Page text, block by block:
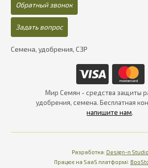
Обратный звонок
Задать вопрос
Семена, удобрения, СЗР
Мир Семян - средства защиты
удобрения, семена. Бесплатная
напишите нам.
Разработка: Design-n Studio
Працює на SaaS платформі: